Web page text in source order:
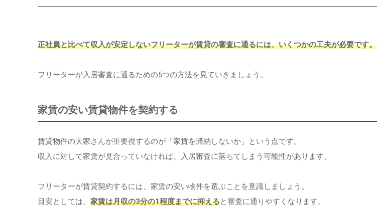
正社員と比べて収入が安定しないフリーターが賃貸の審査に通るには、いくつかの工夫が必要です。
フリーターが入居審査に通るための5つの方法を見ていきましょう。
家賃の安い賃貸物件を契約する
賃貸物件の大家さんが重要視するのが「家賃を滞納しないか」という点です。
収入に対して家賃が見合っていなければ、入居審査に落ちてしまう可能性があります。
フリーターが賃貸契約するには、家賃の安い物件を選ぶことを意識しましょう。
目安としては、 家賃は月収の3分の1程度までに抑えると審査に通りやすくなります。